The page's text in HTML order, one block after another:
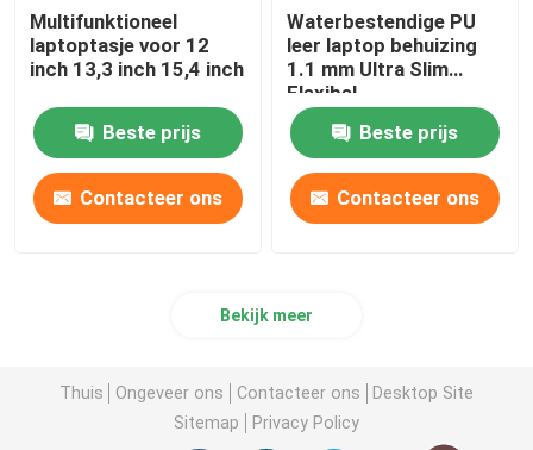
Multifunktioneel
laptoptasje voor 12
inch 13,3 inch 15,4 inch
Beste prijs
Contacteer ons
Waterbestendige PU
leer laptop behuizing
1.1 mm Ultra Slim
Flexibel
Beste prijs
Contacteer ons
Bekijk meer
Thuis Ongeveer ons Contacteer ons
Desktop Site
Sitemap
Privacy Policy